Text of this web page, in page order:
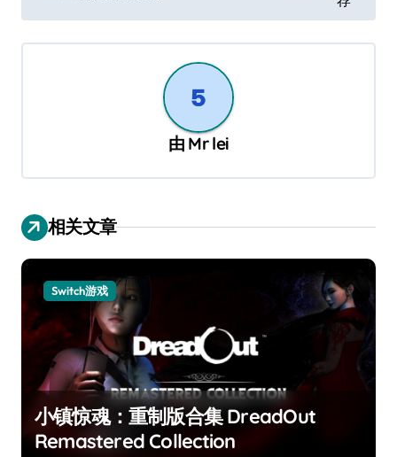
导
航
由 Mr lei
相关文章
Switch游戏
小镇惊魂：重制版合集 DreadOut
Remastered Collection